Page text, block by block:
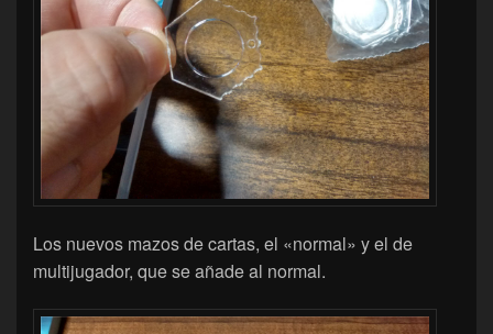
Los nuevos mazos de cartas, el «normal» y el de
multijugador, que se añade al normal.